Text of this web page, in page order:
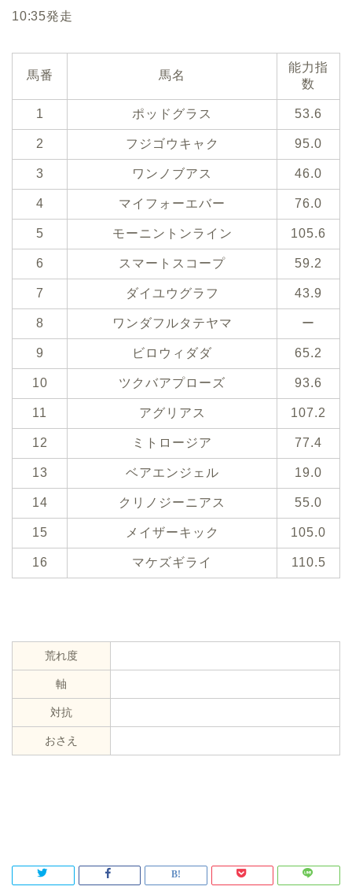
10:35発走
馬番 馬名
能力指
数
1 ポッドグラス 53.6
2 フジゴウキャク 95.0
3 ワンノブアス 46.0
4 マイフォーエバー 76.0
5 モーニントンライン 105.6
6 スマートスコープ 59.2
7 ダイユウグラフ 43.9
8 ワンダフルタテヤマ ー
9 ビロウィダダ 65.2
10 ツクバアプローズ 93.6
11 アグリアス 107.2
12 ミトロージア 77.4
13 ベアエンジェル 19.0
14 クリノジーニアス 55.0
15 メイザーキック 105.0
16 マケズギライ 110.5
荒れ度
軸
対抗
おさえ